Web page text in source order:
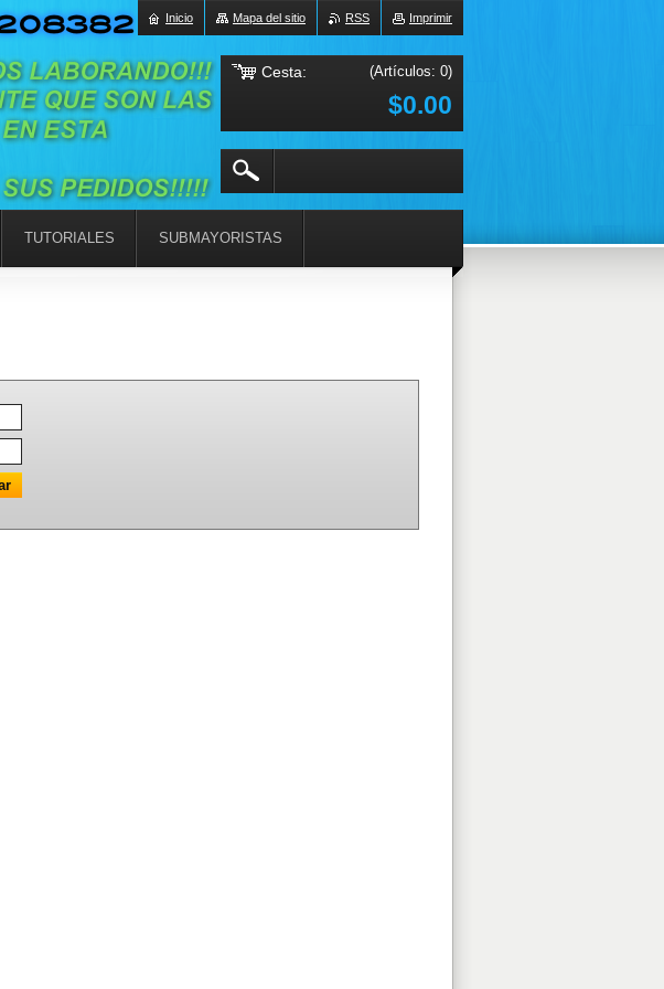
TUTORIALES SUBMAYORISTAS
Imprimir
RSS
Mapa del sitio
Inicio
Cesta: (Artículos: 0)
$0.00